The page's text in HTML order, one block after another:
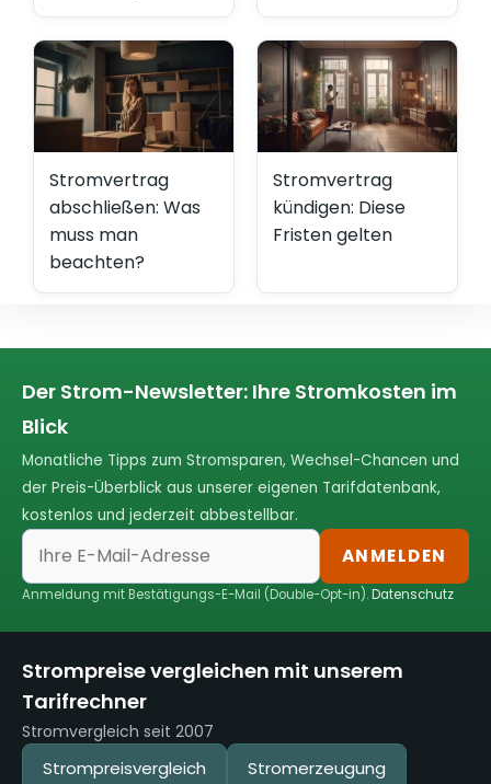
Stromvertrag
abschließen: Was
muss man
beachten?
Stromvertrag
kündigen: Diese
Fristen gelten
Der Strom-Newsletter: Ihre Stromkosten im
Blick
Monatliche Tipps zum Stromsparen, Wechsel-Chancen und
der Preis-Überblick aus unserer eigenen Tarifdatenbank,
kostenlos und jederzeit abbestellbar.
ANMELDEN
Anmeldung mit Bestätigungs-E-Mail (Double-Opt-in).Datenschutz
Strompreise vergleichen mit unserem
Tarifrechner
Stromvergleich seit 2007
Strompreisvergleich Stromerzeugung